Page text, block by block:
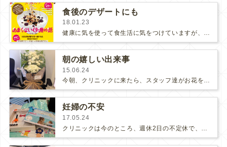
食後のデザートにも
18.01.23
健康に気を使って食生活に気をつけていますが、砂糖だけはなかなかやめられません;(´∀`)ご飯を食べた後とかお茶のお供に...…
朝の嬉しい出来事
15.06.24
今朝、クリニックに来たら、スタッフ達がお花をプレゼントしてくれました〜〜♡♡♡すごく嬉しい！皆、どうやったら患者様がもっと満足…
妊婦の不安
17.05.24